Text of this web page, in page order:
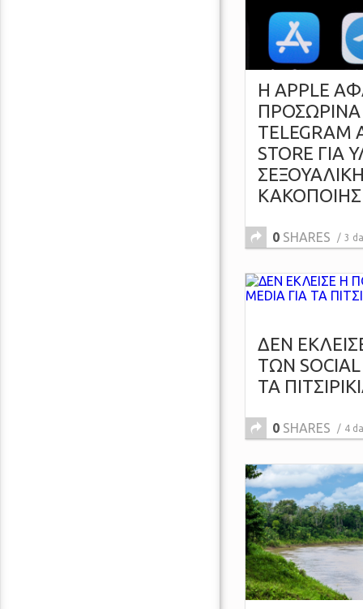
Η APPLE
STORE ΓΙΑ
0 SHARES 3
ΔΕΝ
ΤΩΝ SOCIAL
ΤΑ
0 SHARES 4